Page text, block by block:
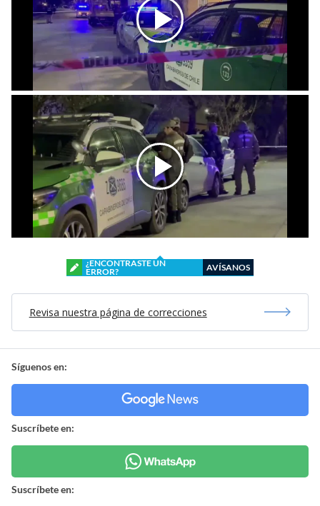
¿ENCONTRASTE UN
ERROR?
AVÍSANOS
Revisa nuestra página de correcciones
Síguenos en:
Suscríbete en:
Suscríbete en: